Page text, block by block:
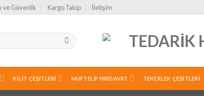
ve Güvenlik Kargo Takip İletişim
KILIT ÇEŞITLERI MUFTELIF HIRDAVAT TEKERLEK ÇEŞITLERI